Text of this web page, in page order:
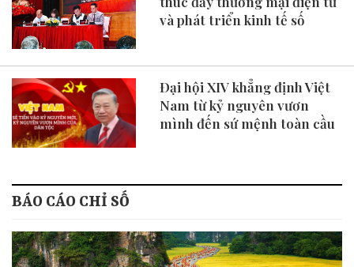
và phát triển kinh tế số
Đại hội XIV khẳng định Việt
Nam từ kỷ nguyên vươn
mình đến sứ mệnh toàn cầu
BÁO CÁO CHỈ SỐ